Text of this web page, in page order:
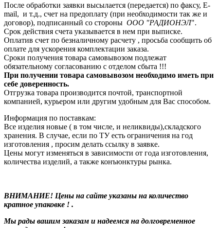
После обработки заявки высылается (передается) по факсу, E-
mail, и т.д., счет на предоплату (при необходимости так же и
договор), подписанный со стороны ООО "РАДИОНЭЛ".
Срок действия счета указывается в нем при выписке.
Оплатив счет по безналичному расчету , просьба сообщить об
оплате для ускорения комплектации заказа.
Сроки получения товара самовывозом подлежат
обязательному согласованию с отделом сбыта !!!
При получении товара самовывозом необходимо иметь при
себе доверенность.
Отгрузка товара производится почтой, транспортной
компанией, курьером или другим удобным для Вас способом.
Информация по поставкам:
Все изделия новые ( в том числе, и неликвиды),складского
хранения. В случае, если по ТУ есть ограничения на год
изготовления , просим делать ссылку в заявке.
Цены могут изменяться в зависимости от года изготовления,
количества изделий, а также конъюнктуры рынка.
ВНИМАНИЕ! Цены на сайте указаны на количество
кратное упаковке ! .
Мы рады вашим заказам и надеемся на долговременное